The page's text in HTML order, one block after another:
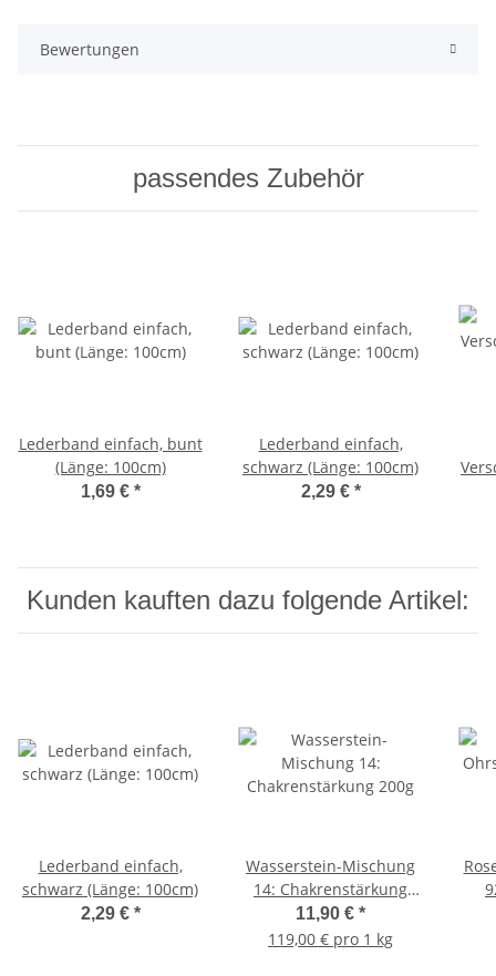
Bewertungen
passendes Zubehör
Lederband einfach, bunt
(Länge: 100cm)
1,69 € *
Lederband einfach,
schwarz (Länge: 100cm)
2,29 € *
Kunden kauften dazu folgende Artikel:
Lederband einfach,
schwarz (Länge: 100cm)
2,29 € *
Wasserstein-Mischung
14: Chakrenstärkung
200g
11,90 € *
119,00 € pro 1 kg